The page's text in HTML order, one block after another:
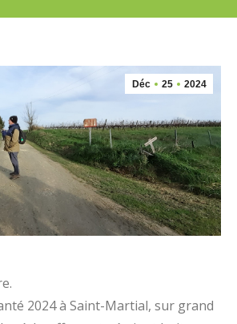
Déc 25 2024
2024 à Saint-Martial, sur grand